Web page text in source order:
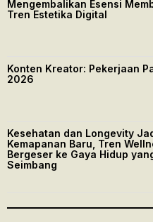
Mengembalikan Esensi
Tren Estetika Digital
Konten Kreator: Pekerjaan
2026
Kesehatan dan Longevity
Kemapanan Baru, Tren
Bergeser ke Gaya Hidup
Seimbang